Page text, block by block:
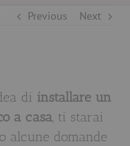
Previous Next
di installare un
a casa, ti starai
alcune domande